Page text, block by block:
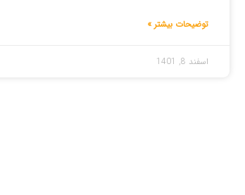
توضیحات بیشتر »
اسفند 8, 1401